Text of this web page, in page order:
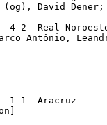
(og), David
Antônio,